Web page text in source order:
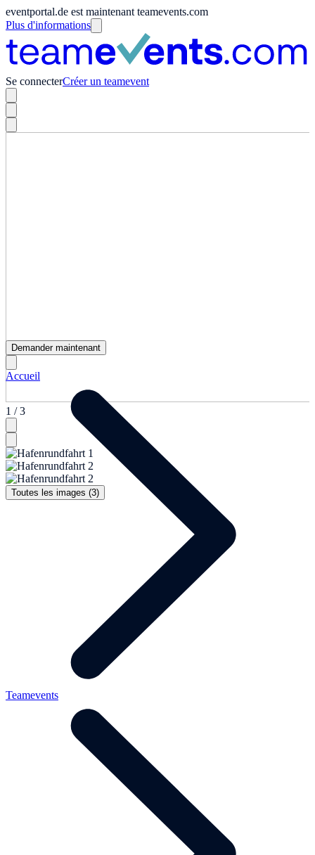
eventportal.de est maintenant teamevents.com
Plus d'informations
Se connecterCréer un teamevent
1 / 3
Toutes les images (3)
Demander maintenant
Accueil
Teamevents